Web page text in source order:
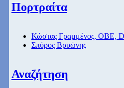
Πορτραίτα
Κώστας Γραμμένος, ΟΒΕ,
Σπύρος Βρυώνης
Αναζήτηση